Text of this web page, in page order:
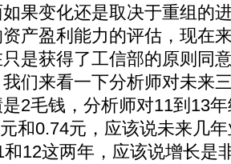
果变化还是取决于重组的
产盈利能力的评估，现在
是获得了工信部的原则同
们来看一下分析师对未来
2毛钱，分析师对11到13
和0.74元，应该说未来几
12这两年，应该说增长是